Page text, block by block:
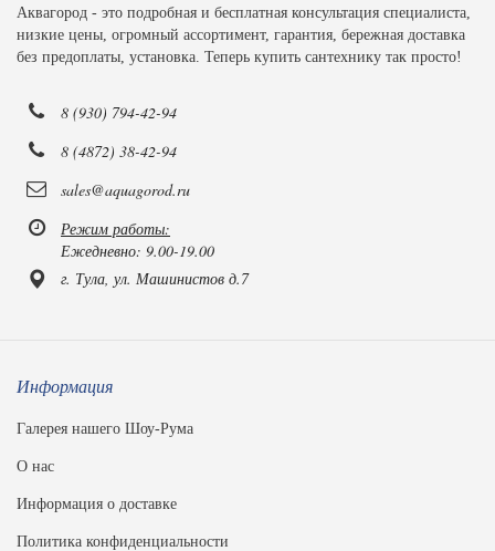
Аквагород - это подробная и бесплатная консультация специалиста,
низкие цены, огромный ассортимент, гарантия, бережная доставка
без предоплаты, установка. Теперь купить сантехнику так просто!
8 (930) 794-42-94
8 (4872) 38-42-94
sales@aquagorod.ru
Режим работы:
Ежедневно: 9.00-19.00
г. Тула, ул. Машинистов д.7
Информация
Галерея нашего Шоу-Рума
О нас
Информация о доставке
Политика конфиденциальности